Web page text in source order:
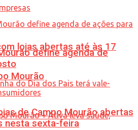
lojas abertas até às 17
Mourão
define agenda de
de Campo Mourão abertas
nesta sexta-feira